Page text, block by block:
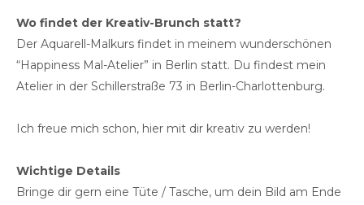
Wo findet der Kreativ-Brunch statt?
Der Aquarell-Malkurs findet in meinem wunderschönen
“Happiness Mal-Atelier” in Berlin statt. Du findest mein
Atelier in der Schillerstraße 73 in Berlin-Charlottenburg.
Ich freue mich schon, hier mit dir kreativ zu werden!
Wichtige Details
Bringe dir gern eine Tüte / Tasche, um dein Bild am Ende